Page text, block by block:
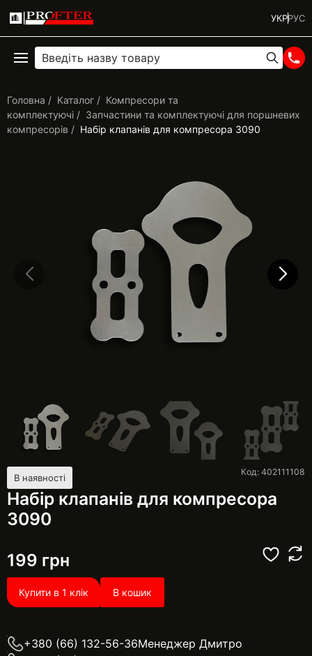
УКРРУС
Головна Каталог
Компресори та
комплектуючі
Запчастини та комплектуючі для поршневих
компресорів
Набір клапанів для компресора 3090
В наявності
Набір клапанів для компресора
3090
Код: 402111108
199 грн
Купити в 1 клік В кошик
+380 (66) 132-56-36Менеджер Дмитро